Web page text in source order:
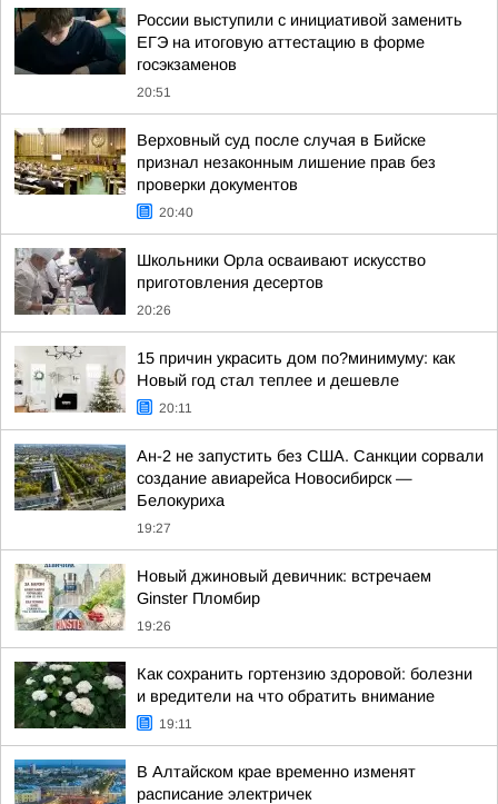
России выступили с инициативой заменить
ЕГЭ на итоговую аттестацию в форме
госэкзаменов
20:51
Верховный суд после случая в Бийске
признал незаконным лишение прав без
проверки документов
20:40
Школьники Орла осваивают искусство
приготовления десертов
20:26
15 причин украсить дом по?минимуму: как
Новый год стал теплее и дешевле
20:11
Ан-2 не запустить без США. Санкции сорвали
создание авиарейса Новосибирск —
Белокуриха
19:27
Новый джиновый девичник: встречаем
Ginster Пломбир
19:26
Как сохранить гортензию здоровой: болезни
и вредители на что обратить внимание
19:11
В Алтайском крае временно изменят
расписание электричек